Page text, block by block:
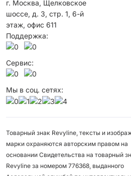
г. Москва, Щелковское
шоссе, д. 3, стр. 1, 6-й
этаж, офис 611
Поддержка:
Сервис:
Мы в соц. сетях:
Товарный знак Revyline, тексты и
марки охраняются авторским правом на
основании Свидетельства на товарный
Revyline за номером 776368, выданного